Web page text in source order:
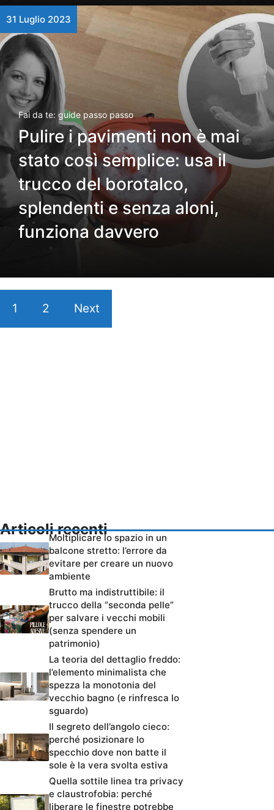
31 Luglio 2023
Fai da te: guide passo passo
Pulire i pavimenti non è mai
stato così semplice: usa il
trucco del borotalco,
splendenti e senza aloni,
funziona davvero
1 2 Next
Articoli recenti
Moltiplicare lo spazio in un
balcone stretto: l’errore da
evitare per creare un nuovo
ambiente
Brutto ma indistruttibile: il
trucco della “seconda pelle”
per salvare i vecchi mobili
(senza spendere un
patrimonio)
La teoria del dettaglio freddo:
l’elemento minimalista che
spezza la monotonia del
vecchio bagno (e rinfresca lo
sguardo)
Il segreto dell’angolo cieco:
perché posizionare lo
specchio dove non batte il
sole è la vera svolta estiva
Quella sottile linea tra privacy
e claustrofobia: perché
liberare le finestre potrebbe